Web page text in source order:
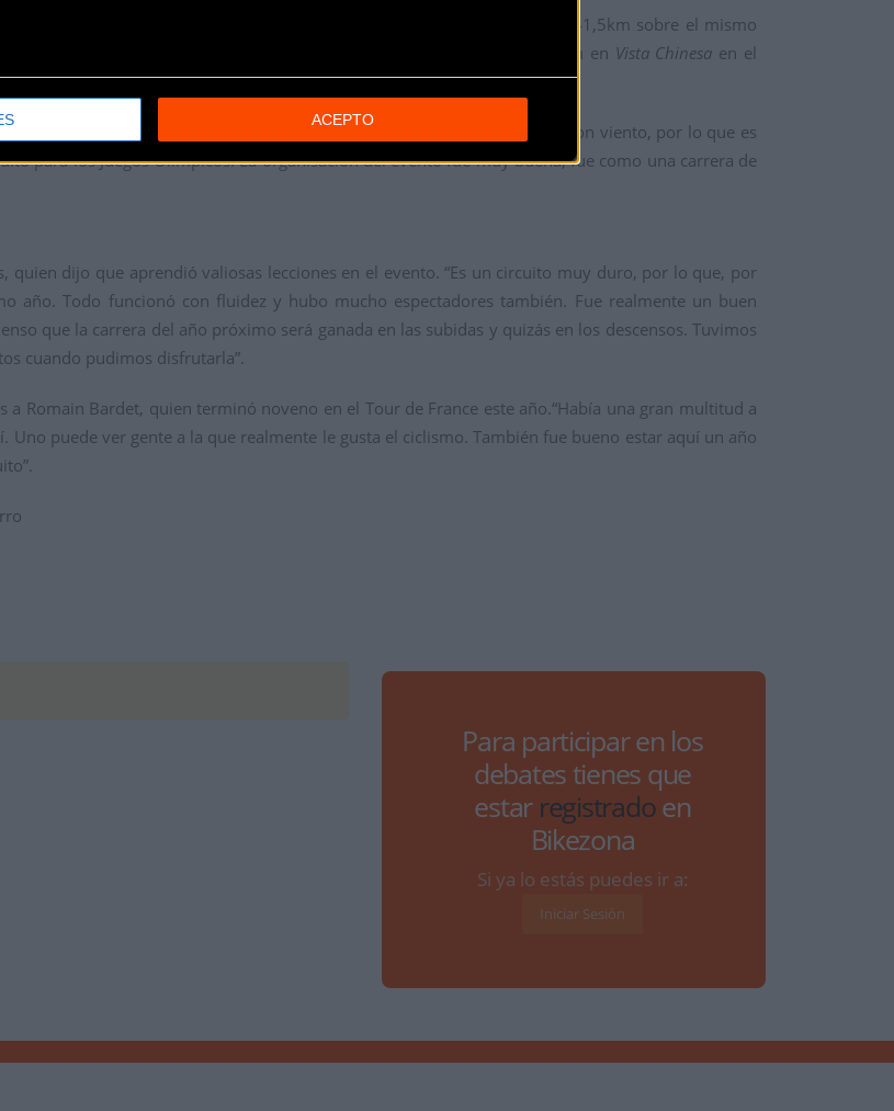
ACEPTO
los 164,9km del circuito olímpico (el próximo año el recorrido será de 241,5km sobre el mismo
Conrado. El trayecto atraviesa subidas empinadas -la más alta de 502m en Vista Chinesa en el
una carrera asombrosa. Hay varias subidas empinadas y partes planas con viento, por lo que es
para los Juegos Olímpicos. La organisación del evento fue muy buena, fue como una carrera de
quien dijo que aprendió valiosas lecciones en el evento. “Es un circuito muy duro, por lo que, por
año. Todo funcionó con fluidez y hubo mucho espectadores también. Fue realmente un buen
que la carrera del año próximo será ganada en las subidas y quizás en los descensos. Tuvimos
cuando pudimos disfrutarla”.
Romain Bardet, quien terminó noveno en el Tour de France este año.“Había una gran multitud a
puede ver gente a la que realmente le gusta el ciclismo. También fue bueno estar aquí un año
Para participar en los
debates tienes que
estar registradoen
Bikezona
Si ya lo estás puedes ir a:
Iniciar Sesión